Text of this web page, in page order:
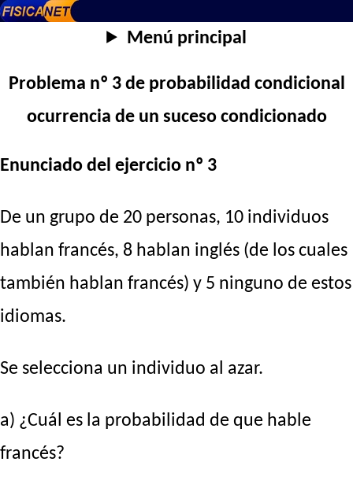
Menú principal
Problema nº 3 de probabilidad condicional
ocurrencia de un suceso condicionado
Enunciado del ejercicio nº 3
De un grupo de 20 personas, 10 individuos
hablan francés, 8 hablan inglés (de los cuales
también hablan francés) y 5 ninguno de estos
idiomas.
Se selecciona un individuo al azar.
a) ¿Cuál es la probabilidad de que hable
francés?